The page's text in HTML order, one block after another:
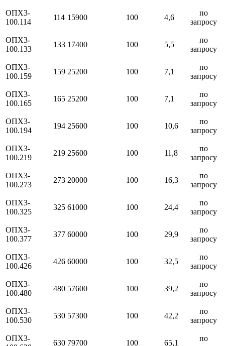
ОПХ3-
100.114
114 15900 100 4,6
по
запросу
ОПХ3-
100.133
133 17400 100 5,5
по
запросу
ОПХ3-
100.159
159 25200 100 7,1
по
запросу
ОПХ3-
100.165
165 25200 100 7,1
по
запросу
ОПХ3-
100.194
194 25600 100 10,6
по
запросу
ОПХ3-
100.219
219 25600 100 11,8
по
запросу
ОПХ3-
100.273
273 20000 100 16,3
по
запросу
ОПХ3-
100.325
325 61000 100 24,4
по
запросу
ОПХ3-
100.377
377 60000 100 29,9
по
запросу
ОПХ3-
100.426
426 60000 100 32,5
по
запросу
ОПХ3-
100.480
480 57600 100 39,2
по
запросу
ОПХ3-
100.530
530 57300 100 42,2
по
запросу
ОПХ3-
630 79700 100 65,1
по